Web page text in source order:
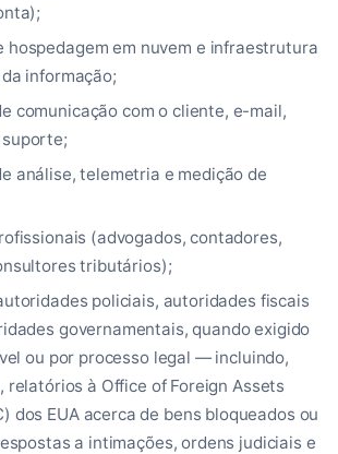
hospedagem em nuvem e infraestrutura
informação;
comunicação com o cliente, e-mail,
análise, telemetria e medição de
(advogados, contadores,
tributários);
policiais, autoridades fiscais
governamentais, quando exigido
ou por processo legal — incluindo,
relatórios à Office of Foreign Assets
dos EUA acerca de bens bloqueados ou
a intimações, ordens judiciais e